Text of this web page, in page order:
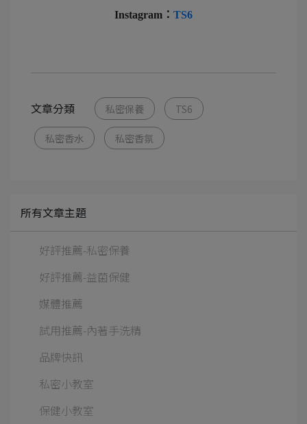
Instagram： TS6
文章分類 私密保養 TS6
私密香水 私密香氛
所有文章主題
好評推薦-私密保養
好評推薦-益菌保健
媒體推薦
試用推薦-內著手洗精
品牌快訊
私密小教室
保健小教室